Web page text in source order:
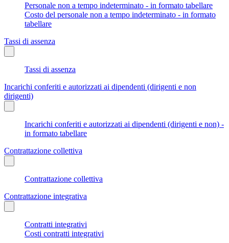
Personale non a tempo indeterminato - in formato tabellare
Costo del personale non a tempo indeterminato - in formato
tabellare
Tassi di assenza
Tassi di assenza
Incarichi conferiti e autorizzati ai dipendenti (dirigenti e non
dirigenti)
Incarichi conferiti e autorizzati ai dipendenti (dirigenti e non) -
in formato tabellare
Contrattazione collettiva
Contrattazione collettiva
Contrattazione integrativa
Contratti integrativi
Costi contratti integrativi